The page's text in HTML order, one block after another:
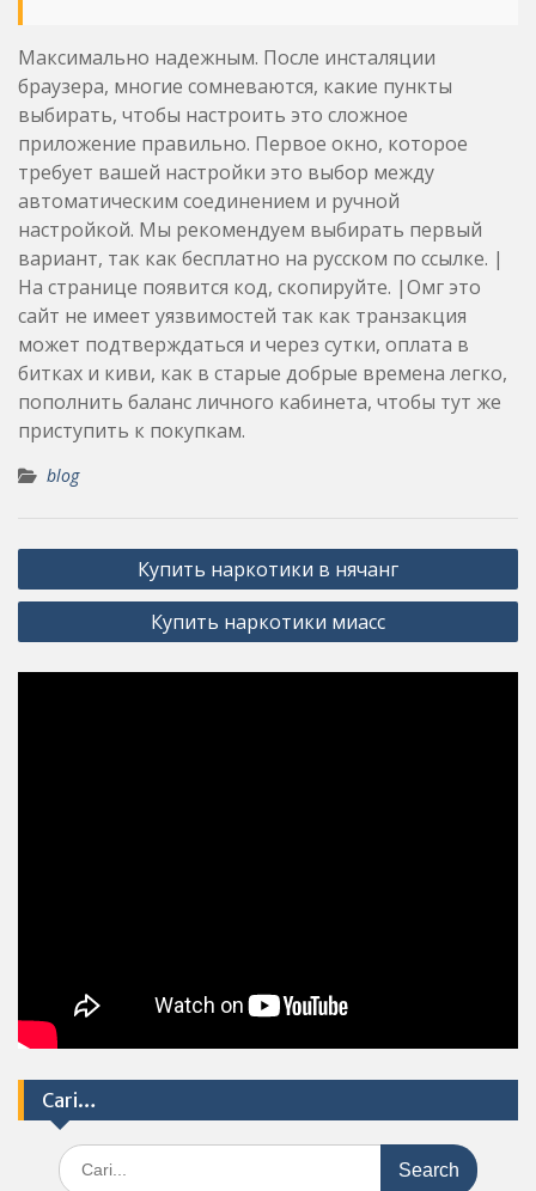
Максимально надежным. После инсталяции
браузера, многие сомневаются, какие пункты
выбирать, чтобы настроить это сложное
приложение правильно. Первое окно, которое
требует вашей настройки это выбор между
автоматическим соединением и ручной
настройкой. Мы рекомендуем выбирать первый
вариант, так как бесплатно на русском по ссылке. |
На странице появится код, скопируйте. |Омг это
сайт не имеет уязвимостей так как транзакция
может подтверждаться и через сутки, оплата в
битках и киви, как в старые добрые времена легко,
пополнить баланс личного кабинета, чтобы тут же
приступить к покупкам.
blog
Post
navigation
Купить наркотики в нячанг
Купить наркотики миасс
Cari…
Search
for: